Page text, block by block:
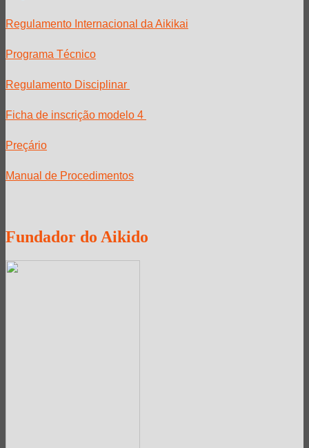
Regulamento Internacional da Aikikai
Programa Técnico
Regulamento Disciplinar
Ficha de inscrição modelo 4
Preçário
Manual de Procedimentos
Fundador do Aikido